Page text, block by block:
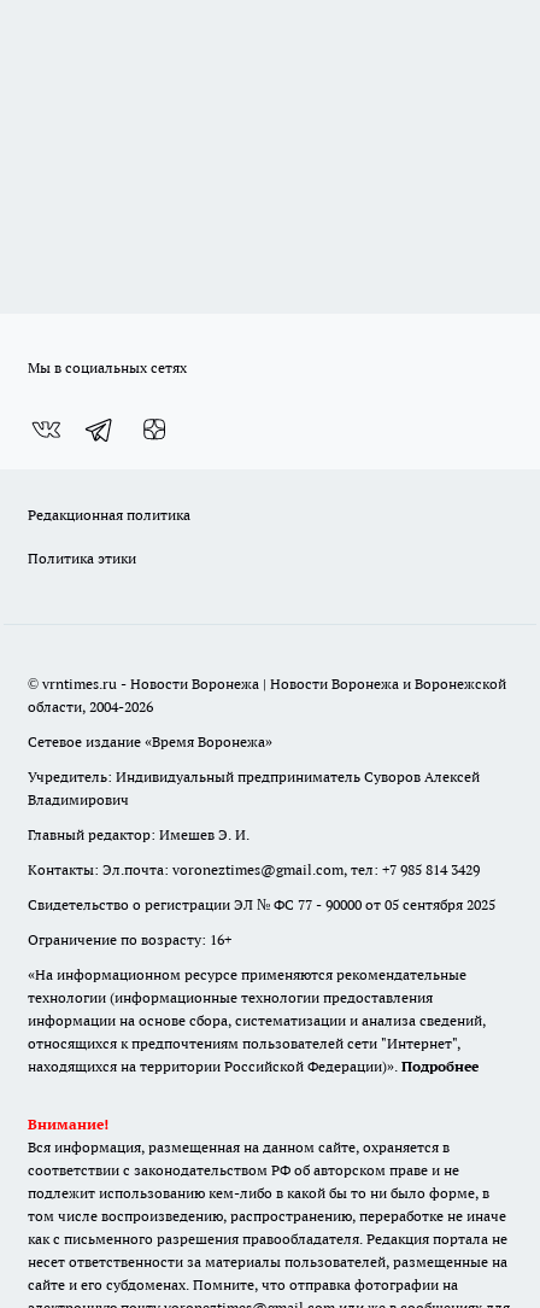
Мы в социальных сетях
Редакционная политика
Политика этики
© vrntimes.ru - Новости Воронежа | Новости Воронежа и Воронежской
области, 2004-2026
Сетевое издание «Время Воронежа»
Учредитель: Индивидуальный предприниматель Суворов Алексей
Владимирович
Главный редактор: Имешев Э. И.
Контакты: Эл.почта: voroneztimes@gmail.com, тел: +7 985 814 3429
Свидетельство о регистрации ЭЛ № ФС 77 - 90000 от 05 сентября 2025
Ограничение по возрасту: 16+
«На информационном ресурсе применяются рекомендательные
технологии (информационные технологии предоставления
информации на основе сбора, систематизации и анализа сведений,
относящихся к предпочтениям пользователей сети "Интернет",
находящихся на территории Российской Федерации)». Подробнее
Внимание!
Вся информация, размещенная на данном сайте, охраняется в
соответствии с законодательством РФ об авторском праве и не
подлежит использованию кем-либо в какой бы то ни было форме, в
том числе воспроизведению, распространению, переработке не иначе
как с письменного разрешения правообладателя. Редакция портала не
несет ответственности за материалы пользователей, размещенные на
сайте и его субдоменах. Помните, что отправка фотографии на